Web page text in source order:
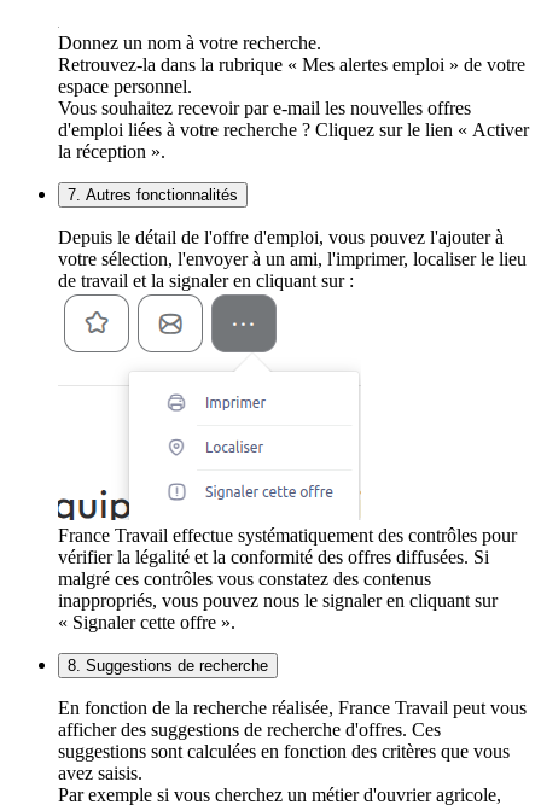
Donnez un nom à votre recherche.
Retrouvez-la dans la rubrique « Mes alertes emploi » de votre
espace personnel.
Vous souhaitez recevoir par e-mail les nouvelles offres
d'emploi liées à votre recherche ? Cliquez sur le lien « Activer
la réception ».
7. Autres fonctionnalités
Depuis le détail de l'offre d'emploi, vous pouvez l'ajouter à
votre sélection, l'envoyer à un ami, l'imprimer, localiser le lieu
de travail et la signaler en cliquant sur :
France Travail effectue systématiquement des contrôles pour
vérifier la légalité et la conformité des offres diffusées. Si
malgré ces contrôles vous constatez des contenus
inappropriés, vous pouvez nous le signaler en cliquant sur
« Signaler cette offre ».
8. Suggestions de recherche
En fonction de la recherche réalisée, France Travail peut vous
afficher des suggestions de recherche d'offres. Ces
suggestions sont calculées en fonction des critères que vous
avez saisis.
Par exemple si vous cherchez un métier d'ouvrier agricole,